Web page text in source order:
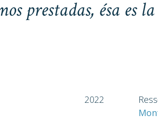
prestadas, ésa es
2022